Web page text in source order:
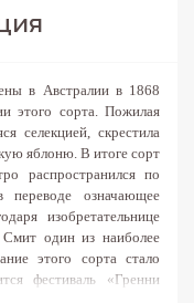
в Австралии в 1868
этого сорта. Пожилая
селекцией, скрестила
яблоню. В итоге сорт
распространился по
означающее
изобретательнице
один из наиболее
этого сорта стало
фестиваль «Гренни